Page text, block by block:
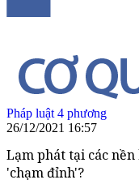
Pháp luật 4 phương
26/12/2021 16:57
Lạm phát tại các
'chạm đỉnh'?